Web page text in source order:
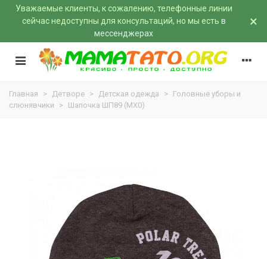
Уважаемые клиенты, к сожалению, телефонные линии
сейчас недоступны для консультаций, но мы есть в
мессенджерах
×
Главная > Детворе > Детская одежда > Головные уборы и
слюнявчики
> Шапочка ШП89 (MX0)